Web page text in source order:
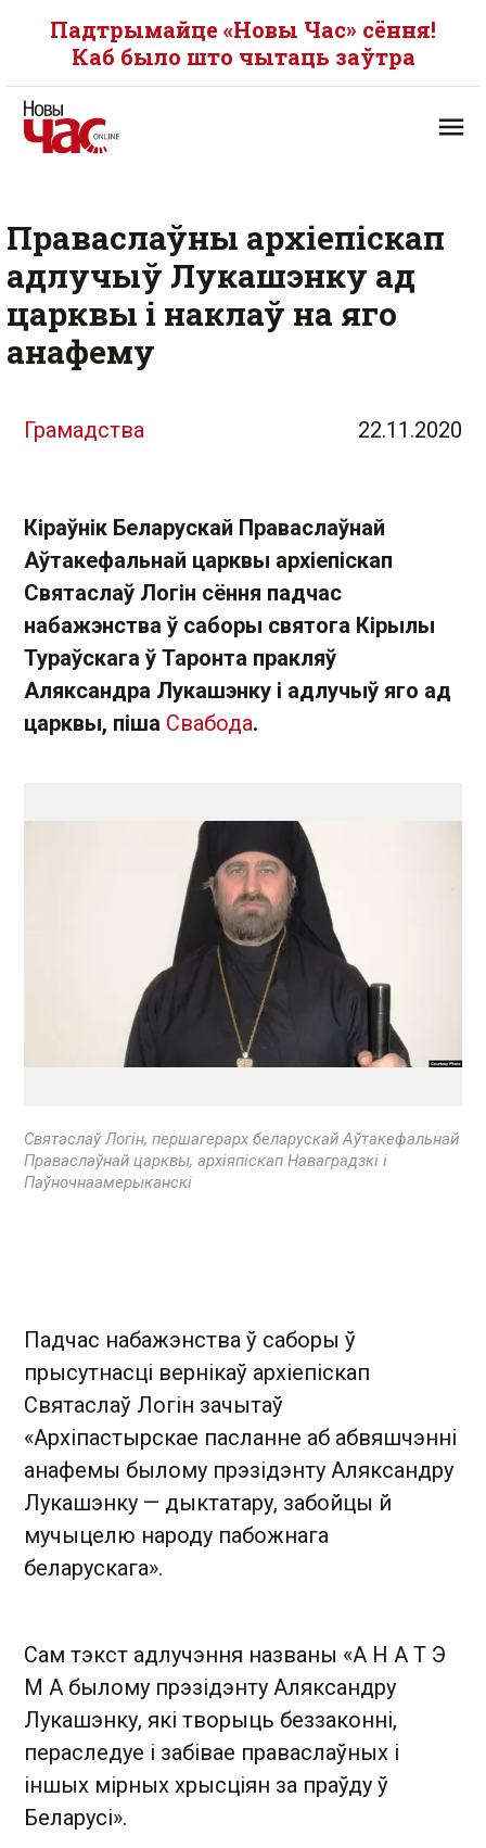
Падтрымайце «Новы Час» сёння!
Каб было што чытаць заўтра
Праваслаўны архіепіскап
адлучыў Лукашэнку ад
царквы і наклаў на яго
анафему
Грамадства 22.11.2020
Кіраўнік Беларускай Праваслаўнай
Аўтакефальнай царквы архіепіскап
Святаслаў Логін сёння падчас
набажэнства ў саборы святога Кірылы
Тураўскага ў Таронта пракляў
Аляксандра Лукашэнку і адлучыў яго ад
царквы, піша Свабода.
Святаслаў Логін, першагерарх беларускай Аўтакефальнай
Праваслаўнай царквы, архіяпіскап Наваградзкі і
Паўночнаамерыканскі
Падчас набажэнства ў саборы ў
прысутнасці вернікаў архіепіскап
Святаслаў Логін зачытаў
«Архіпастырскае пасланне аб абвяшчэнні
анафемы былому прэзідэнту Аляксандру
Лукашэнку — дыктатару, забойцы й
мучыцелю народу пабожнага
беларускага».
Сам тэкст адлучэння названы «А Н А Т Э
М А былому прэзідэнту Аляксандру
Лукашэнку, які творыць беззаконні,
пераследуе і забівае праваслаўных і
іншых мірных хрысціян за праўду ў
Беларусі».